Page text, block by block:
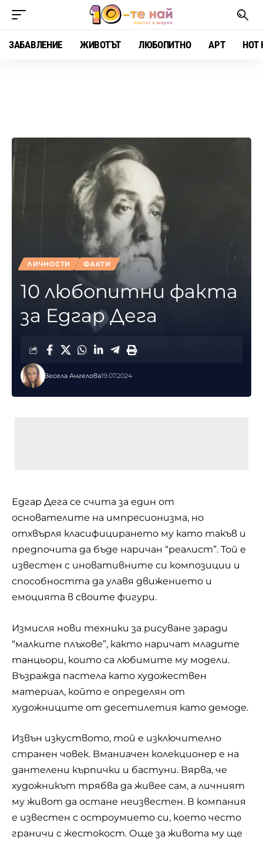
ЗАБАВЛЕНИЕ ЖИВОТЪТ ЛЮБОПИТНО АРТ HOT
ЛИЧНОСТИ ФАКТИ
10 любопитни факта
за Едгар Дега
Весела Ангелова19.07.2024
Едгар Дега се счита за един от
основателите на импресионизма, но
отхвърля класифицирането му като такъв и
предпочита да бъде наричан “реалист”. Той е
известен с иновативните си композиции и
способността да улавя движението и
емоцията в своите фигури.
Измисля нови техники за рисуване заради
“малките плъхове”, както наричат ​​младите
танцьори, които са любимите му модели.
Възражда пастела като художествен
материал, който е определян от
художниците от десетилетия като демоде.
Извън изкуството, той е изключително
странен човек. Вманиачен колекционер е на
дантелени кърпички и бастуни. Вярва, че
художникът трябва да живее сам, а личният
му живот да остане неизвестен. В компания
е известен с остроумието си, което често
граничи с жестокост. Още за живота му ще